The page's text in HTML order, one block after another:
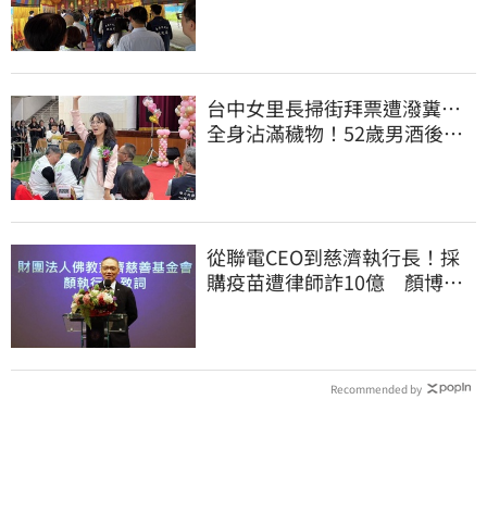
台中女里長掃街拜票遭潑糞⋯
全身沾滿穢物！52歲男酒後失
從聯電CEO到慈濟執行長！採
購疫苗遭律師詐10億 顏博
Recommended by